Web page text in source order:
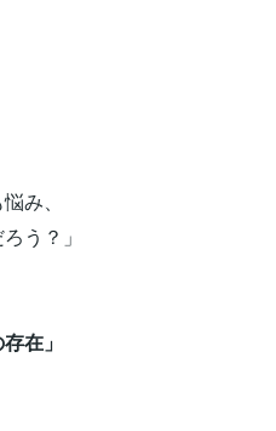
み、
う？」
在」